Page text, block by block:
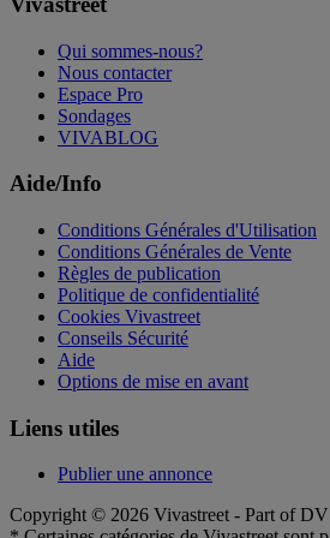
Qui sommes-nous?
Nous contacter
Espace Pro
Sondages
VIVABLOG
Aide/Info
Conditions Générales d'Utilisation
Conditions Générales de Vente
Règles de publication
Politique de confidentialité
Cookies Vivastreet
Conseils Sécurité
Aide
Options de mise en avant
Liens utiles
Publier une annonce
Copyright © 2026 Vivastreet - Part of